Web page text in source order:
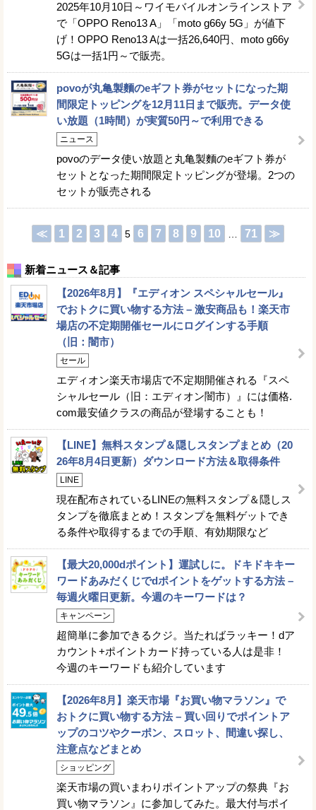
2025年10月10日～ワイモバイルオンラインストア
で「OPPO Reno13 A」「moto g66y 5G」が値下
げ！OPPO Reno13 Aは一括26,640円、moto g66y
5Gは一括1円～で販売。
povoが丸亀製麵のeギフト券がセットになった期
間限定トッピングを12月11日まで販売。データ使
い放題（1時間）が実質50円～で利用できる
ニュース
povoのデータ使い放題と丸亀製麵のeギフト券が
セットとなった期間限定トッピングが登場。2つの
セットが販売される
≪ 1 2 3 4 5 6 7 8 9 10 71 ≫
新着ニュース＆記事
【2026年8月】『エディオン スペシャルセール』
でおトクに買い物する方法 – 激安商品も！楽天市
場店の不定期開催セールにログインする手順
（旧：闇市）
セール
エディオン楽天市場店で不定期開催される『スペ
シャルセール（旧：エディオン闇市）』には価格.
com最安値クラスの商品が登場することも！
【LINE】無料スタンプ＆隠しスタンプまとめ（20
26年8月4日更新）ダウンロード方法＆取得条件
LINE
現在配布されているLINEの無料スタンプ＆隠しス
タンプを徹底まとめ！スタンプを無料ゲットでき
る条件や取得するまでの手順、有効期限など
【最大20,000dポイント】運試しに。ドキドキキー
ワードあみだくじでdポイントをゲットする方法 –
毎週火曜日更新。今週のキーワードは？
キャンペーン
超簡単に参加できるクジ。当たればラッキー！dア
カウント+ポイントカード持っている人は是非！
今週のキーワードも紹介しています
【2026年8月】楽天市場『お買い物マラソン』で
おトクに買い物する方法 – 買い回りでポイントア
ップのコツやクーポン、スロット、間違い探し、
注意点などまとめ
ショッピング
楽天市場の買いまわりポイントアップの祭典『お
買い物マラソン』に参加してみた。最大付与ポイ